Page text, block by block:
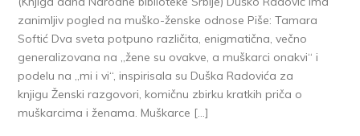
zanimljiv pogled na muško-ženske odnose Piše: Tamara
Softić Dva sveta potpuno različita, enigmatična, večno
generalizovana na „žene su ovakve, a muškarci onakvi“ i
podelu na „mi i vi“, inspirisala su Duška Radovića za
knjigu Ženski razgovori, komičnu zbirku kratkih priča o
muškarcima i ženama. Muškarce […]